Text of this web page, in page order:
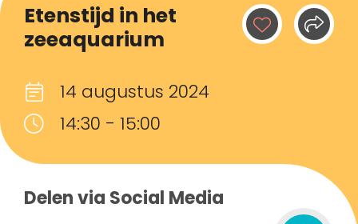
Etenstijd in het
zeeaquarium
14 augustus 2024
14:30 - 15:00
Delen via Social Media